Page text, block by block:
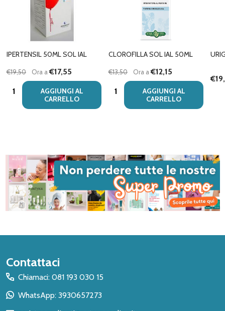
IPERTENSIL 50ML SOL IAL
€19,50 Ora a€17,55
Quantità:
AGGIUNGI AL
CARRELLO
CLOROFILLA SOL IAL 50ML
€13,50 Ora a€12,15
Quantità:
AGGIUNGI AL
CARRELLO
Inizio
del
piè
Contattaci
Chiamaci: 081 193 030 15
WhatsApp: 3930657273